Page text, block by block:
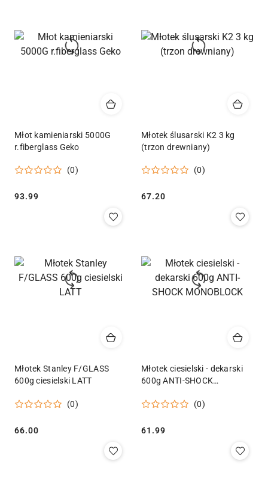
Młot kamieniarski 5000G
r.fiberglass Geko
(0)
Cena:
93.99
Młotek ślusarski K2 3 kg
(trzon drewniany)
(0)
Cena:
67.20
Młotek Stanley F/GLASS
600g ciesielski LATT
(0)
Cena:
66.00
Młotek ciesielski - dekarski
600g ANTI-SHOCK
(0)
Cena:
61.99